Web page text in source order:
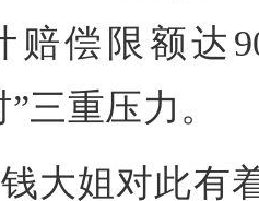
赔偿限额达
三重压力。
大姐对此有